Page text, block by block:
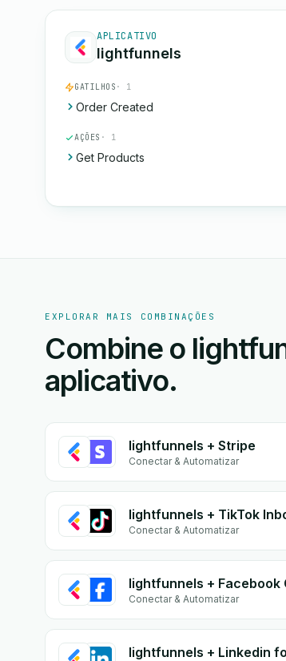
APLICATIVO
lightfunnels
GATILHOS · 1
Order Created
AÇÕES · 1
Get Products
EXPLORAR MAIS COMBINAÇÕES
Combine o
aplicativo.
lightfunnels + Stripe
Conectar & Automatizar
lightfunnels + TikTok
Conectar & Automatizar
Conectar & Automatizar
lightfunnels + Linkedin